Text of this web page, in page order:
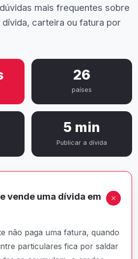
mais frequentes sobre
carteira ou fatura por
26
países
5 min
Publicar a dívida
vende uma dívida em
não paga uma fatura, quando
particulares fica por saldar